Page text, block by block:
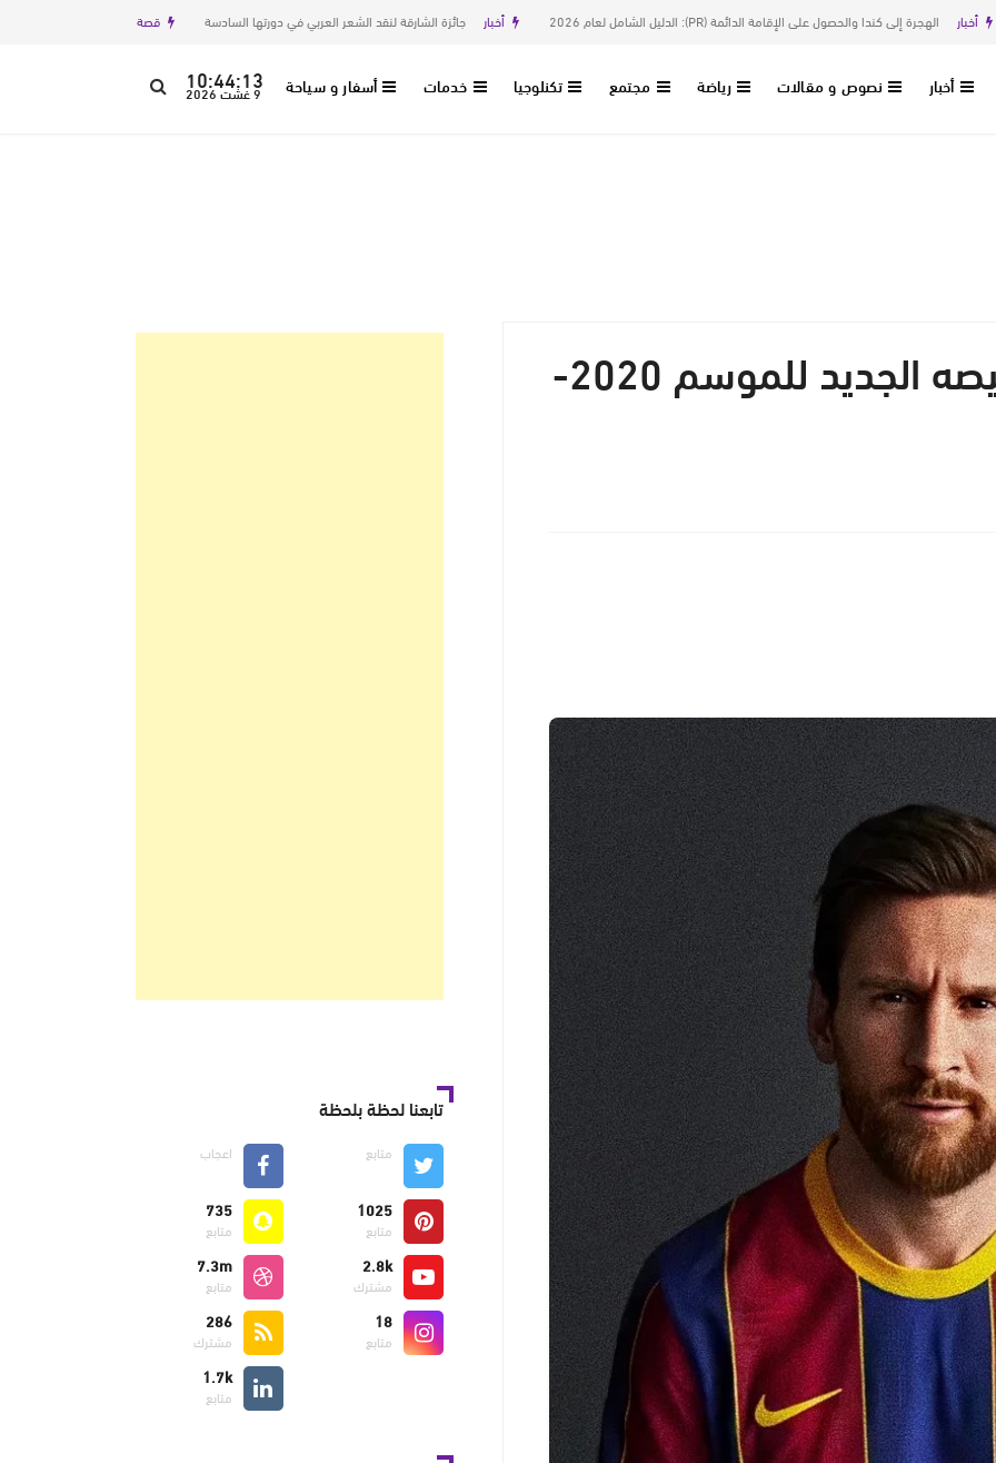
الهجرة إلى كندا والحصول على الإقامة الدائمة (PR): الدليل الشامل لعام 2026 جائزة الشارقة لنقد الشعر العربي في دورتها السادسة اليتيمة بقلم عائشة عزوار
أخبار نصوص و مقالات رياضة مجتمع تكنلوجيا خدمات أسفار و سياحة 10:44:15
9 غشت 2026
برشلونة يكشف قميصه الجديد للموسم 2020-
تابعنا لحظة بلحظة
متابع اعجاب
1025
متابع
735
متابع
2.8k
مشترك
7.3m
متابع
18
متابع
286
مشترك
1.7k
متابع